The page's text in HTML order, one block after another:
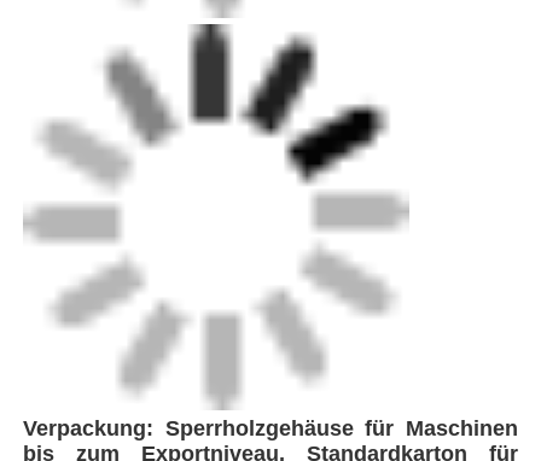
Verpackung: Sperrholzgehäuse für Maschinen
bis zum Exportniveau, Standardkarton für